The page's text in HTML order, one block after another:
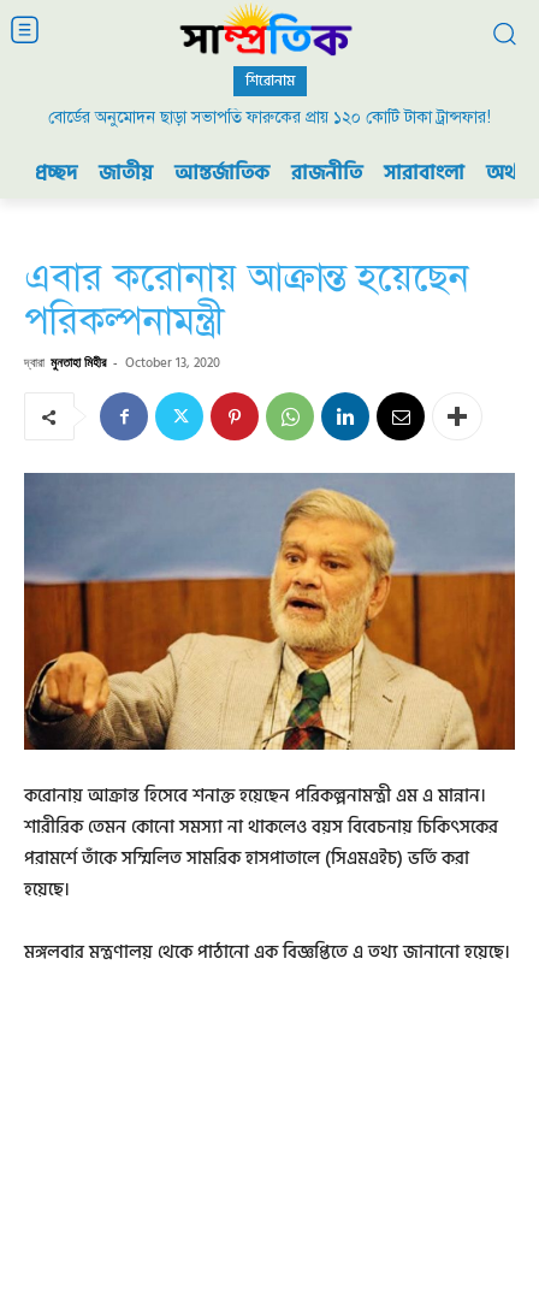
শিরোনাম
বোর্ডের অনুমোদন ছাড়া সভাপতি ফারুকের প্রায় ১২০ কোটি টাকা ট্রান্সফার!
প্রচ্ছদ জাতীয় আন্তর্জাতিক রাজনীতি সারাবাংলা
এবার করোনায় আক্রান্ত হয়েছেন
পরিকল্পনামন্ত্রী
দ্বারা মুনতাহা মিহীর - October 13, 2020
করোনায় আক্রান্ত হিসেবে শনাক্ত হয়েছেন পরিকল্পনামন্ত্রী এম এ মান্নান।
শারীরিক তেমন কোনো সমস্যা না থাকলেও বয়স বিবেচনায় চিকিৎসকের
পরামর্শে তাঁকে সম্মিলিত সামরিক হাসপাতালে (সিএমএইচ) ভর্তি করা
হয়েছে।
মঙ্গলবার মন্ত্রণালয় থেকে পাঠানো এক বিজ্ঞপ্তিতে এ তথ্য জানানো হয়েছে।